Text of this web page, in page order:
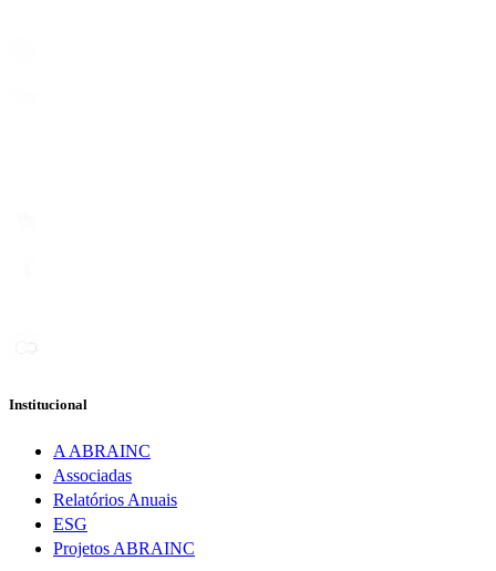
Institucional
A ABRAINC
Associadas
Relatórios Anuais
ESG
Projetos ABRAINC